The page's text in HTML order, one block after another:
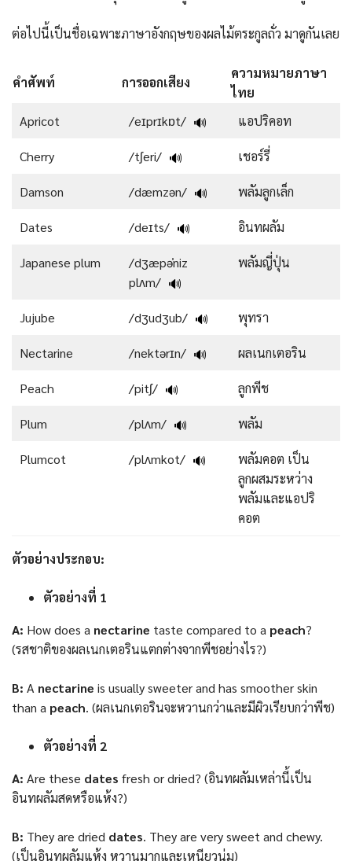
ต่อไปนี้เป็นชื่อเฉพาะภาษาอังกฤษของผลไม้ตระกูลถั่ว มาดูกันเลย
คำศัพท์ การออกเสียง
ความหมายภาษา
ไทย
Apricot
/eɪprɪkɒt/ 🔊 แอปริคอท
Cherry /tʃeri/ 🔊 เชอร์รี่
Damson /dæmzən/ 🔊 พลัมลูกเล็ก
Dates /deɪts/ 🔊 อินทผลัม
Japanese plum
/dʒæpəˈniz
plʌm/ 🔊
พลัมญี่ปุ่น
Jujube /dʒudʒub/ 🔊 พุทรา
Nectarine /nektərɪn/ 🔊 ผลเนกเตอริน
Peach /pitʃ/ 🔊 ลูกพีช
Plum /plʌm/ 🔊 พลัม
Plumcot /plʌmkot/ 🔊
พลัมคอต เป็น
ลูกผสมระหว่าง
พลัมและแอปริ
คอต
ตัวอย่างประกอบ:
ตัวอย่างที่ 1
A: How does a nectarine taste compared to a peach?
(รสชาติของผลเนกเตอรินแตกต่างจากพีชอย่างไร?)
B: A nectarine is usually sweeter and has smoother skin
than a peach. (ผลเนกเตอรินจะหวานกว่าและมีผิวเรียบกว่าพีช)
ตัวอย่างที่ 2
A: Are these dates fresh or dried? (อินทผลัมเหล่านี้เป็น
อินทผลัมสดหรือแห้ง?)
B: They are dried dates. They are very sweet and chewy.
(เป็นอินทผลัมแห้ง หวานมากและเหนียวนุ่ม)